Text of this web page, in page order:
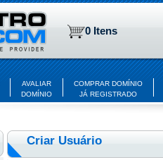
0 Itens
AVALIAR
DOMÍNIO
COMPRAR DOMÍNIO
JÁ REGISTRADO
Criar Usuário